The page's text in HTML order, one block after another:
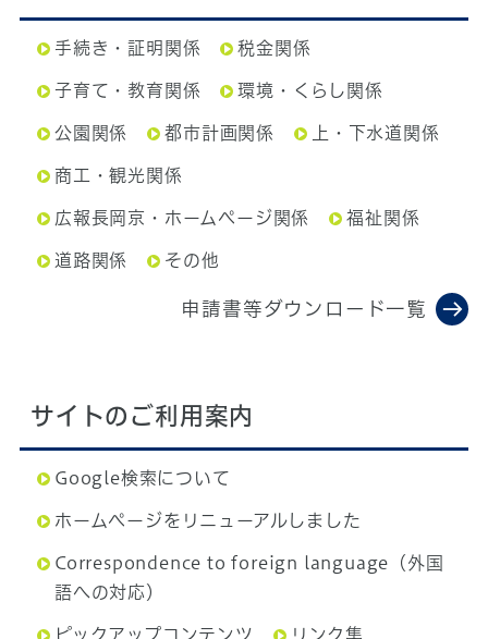
手続き・証明関係 税金関係
子育て・教育関係 環境・くらし関係
公園関係 都市計画関係 上・下水道関係
商工・観光関係
広報長岡京・ホームページ関係 福祉関係
道路関係 その他
申請書等ダウンロード一覧
サイトのご利用案内
Google検索について
ホームページをリニューアルしました
Correspondence to foreign language（外国
語への対応）
ピックアップコンテンツ リンク集